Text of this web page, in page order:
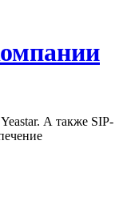
А также SIP-